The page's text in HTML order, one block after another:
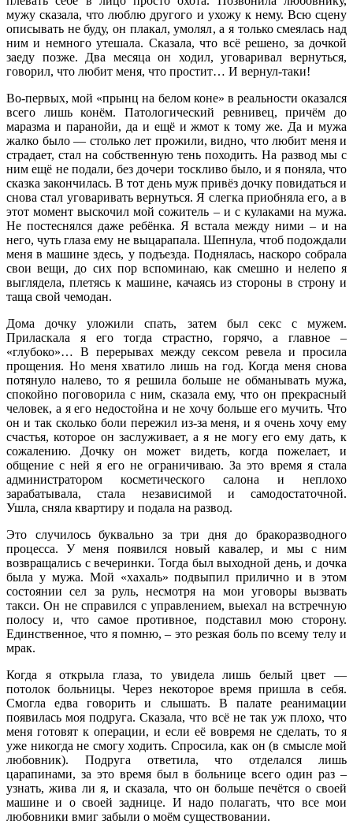
мужу сказала, что люблю другого и ухожу к нему. Всю сцену
описывать не буду, он плакал, умолял, а я только смеялась над
ним и немного утешала. Сказала, что всё решено, за дочкой
заеду позже. Два месяца он ходил, уговаривал вернуться,
говорил, что любит меня, что простит… И вернул-таки!
Во-первых, мой «прынц на белом коне» в реальности оказался
всего лишь конём. Патологический ревнивец, причём до
маразма и паранойи, да и ещё и жмот к тому же. Да и мужа
жалко было — столько лет прожили, видно, что любит меня и
страдает, стал на собственную тень походить. На развод мы с
ним ещё не подали, без дочери тоскливо было, и я поняла, что
сказка закончилась. В тот день муж привёз дочку повидаться и
снова стал уговаривать вернуться. Я слегка приобняла его, а в
этот момент выскочил мой сожитель – и с кулаками на мужа.
Не постеснялся даже ребёнка. Я встала между ними – и на
него, чуть глаза ему не выцарапала. Шепнула, чтоб подождали
меня в машине здесь, у подъезда. Поднялась, наскоро собрала
свои вещи, до сих пор вспоминаю, как смешно и нелепо я
выглядела, плетясь к машине, качаясь из стороны в строну и
таща свой чемодан.
Дома дочку уложили спать, затем был секс с мужем.
Приласкала я его тогда страстно, горячо, а главное –
«глубоко»… В перерывах между сексом ревела и просила
прощения. Но меня хватило лишь на год. Когда меня снова
потянуло налево, то я решила больше не обманывать мужа,
спокойно поговорила с ним, сказала ему, что он прекрасный
человек, а я его недостойна и не хочу больше его мучить. Что
он и так сколько боли пережил из-за меня, и я очень хочу ему
счастья, которое он заслуживает, а я не могу его ему дать, к
сожалению. Дочку он может видеть, когда пожелает, и
общение с ней я его не ограничиваю. За это время я стала
администратором косметического салона и неплохо
зарабатывала, стала независимой и самодостаточной.
Ушла, сняла квартиру и подала на развод.
Это случилось буквально за три дня до бракоразводного
процесса. У меня появился новый кавалер, и мы с ним
возвращались с вечеринки. Тогда был выходной день, и дочка
была у мужа. Мой «хахаль» подвыпил прилично и в этом
состоянии сел за руль, несмотря на мои уговоры вызвать
такси. Он не справился с управлением, выехал на встречную
полосу и, что самое противное, подставил мою сторону.
Единственное, что я помню, – это резкая боль по всему телу и
мрак.
Когда я открыла глаза, то увидела лишь белый цвет —
потолок больницы. Через некоторое время пришла в себя.
Смогла едва говорить и слышать. В палате реанимации
появилась моя подруга. Сказала, что всё не так уж плохо, что
меня готовят к операции, и если её вовремя не сделать, то я
уже никогда не смогу ходить. Спросила, как он (в смысле мой
любовник). Подруга ответила, что отделался лишь
царапинами, за это время был в больнице всего один раз –
узнать, жива ли я, и сказала, что он больше печётся о своей
машине и о своей заднице. И надо полагать, что все мои
любовники вмиг забыли о моём существовании.